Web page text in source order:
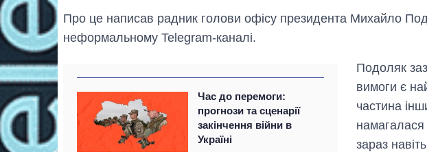
Про це написав радник голови офісу президента Михайло
неформальному Telegram-каналі.
Час до перемоги:
прогнози та сценарії
закінчення війни в
Україні
Подоляк
вимоги є
частина
намагалася
зараз